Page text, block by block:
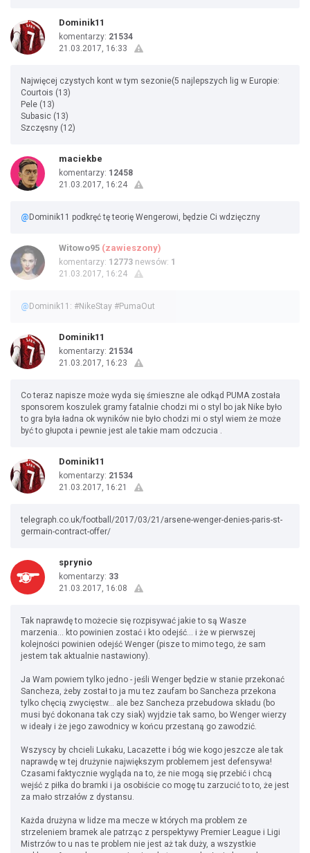
Dominik11
komentarzy: 21534
21.03.2017, 16:33
Najwięcej czystych kont w tym sezonie(5 najlepszych lig w Europie:
Courtois (13)
Pele (13)
Subasic (13)
Szczęsny (12)
maciekbe
komentarzy: 12458
21.03.2017, 16:24
@ Dominik11 podkręć tę teorię Wengerowi, będzie Ci wdzięczny
Witowo95 (zawieszony)
komentarzy: 12773 newsów: 1
21.03.2017, 16:24
@ Dominik11: #NikeStay #PumaOut
Dominik11
komentarzy: 21534
21.03.2017, 16:23
Co teraz napisze może wyda się śmieszne ale odkąd PUMA została
sponsorem koszulek gramy fatalnie chodzi mi o styl bo jak Nike było
to gra była ładna ok wyników nie było chodzi mi o styl wiem że może
być to głupota i pewnie jest ale takie mam odczucia .
Dominik11
komentarzy: 21534
21.03.2017, 16:21
telegraph.co.uk/football/2017/03/21/arsene-wenger-denies-paris-st-
germain-contract-offer/
sprynio
komentarzy: 33
21.03.2017, 16:08
Tak naprawdę to możecie się rozpisywać jakie to są Wasze
marzenia... kto powinien zostać i kto odejść... i że w pierwszej
kolejności powinien odejść Wenger (pisze to mimo tego, że sam
jestem tak aktualnie nastawiony).
Ja Wam powiem tylko jedno - jeśli Wenger będzie w stanie przekonać
Sancheza, żeby został to ja mu tez zaufam bo Sancheza przekona
tylko chęcią zwycięstw... ale bez Sancheza przebudowa składu (bo
musi być dokonana tak czy siak) wyjdzie tak samo, bo Wenger wierzy
w ideały i że jego zawodnicy w końcu przestaną go zawodzić.
Wszyscy by chcieli Lukaku, Lacazette i bóg wie kogo jeszcze ale tak
naprawdę w tej drużynie największym problemem jest defensywa!
Czasami faktycznie wygląda na to, że nie mogą się przebić i chcą
wejść z piłka do bramki i ja osobiście co mogę tu zarzucić to to, że jest
za mało strzałów z dystansu.
Każda drużyna w lidze ma mecze w których ma problem ze
strzeleniem bramek ale patrząc z perspektywy Premier League i Ligi
Mistrzów to u nas te problem nie jest aż tak duży, a wszystkie